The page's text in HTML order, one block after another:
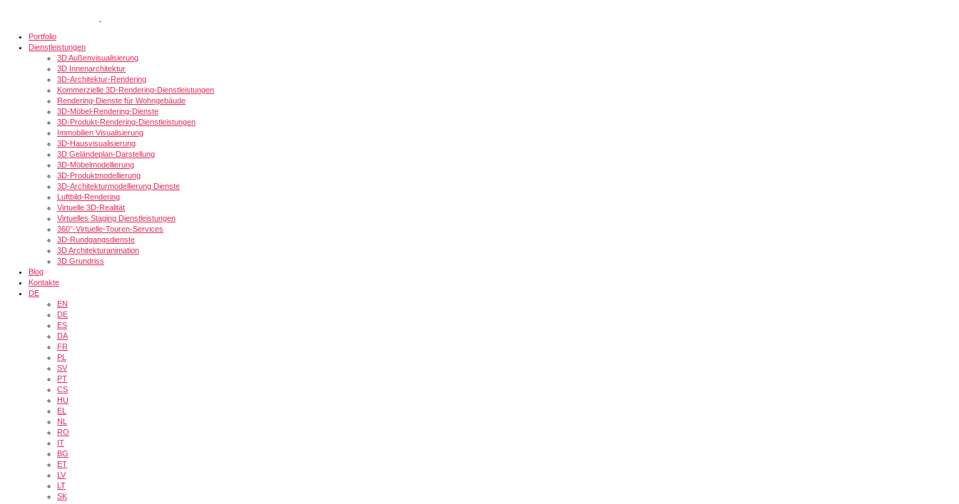
Portfolio
Dienstleistungen
3D Außenvisualisierung
3D Innenarchitektur
3D-Architektur-Rendering
Kommerzielle 3D-Rendering-Dienstleistungen
Rendering-Dienste für Wohngebäude
3D-Möbel-Rendering-Dienste
3D-Produkt-Rendering-Dienstleistungen
Immobilien Visualisierung
3D-Hausvisualisierung
3D Geländeplan-Darstellung
3D-Möbelmodellierung
3D-Produktmodellierung
3D-Architekturmodellierung Dienste
Luftbild-Rendering
Virtuelle 3D-Realität
Virtuelles Staging Dienstleistungen
360°-Virtuelle-Touren-Services
3D-Rundgangsdienste
3D Architekturanimation
3D Grundriss
Blog
Kontakte
DE
EN
DE
ES
DA
FR
PL
SV
PT
CS
HU
EL
NL
RO
IT
BG
ET
LV
LT
SK